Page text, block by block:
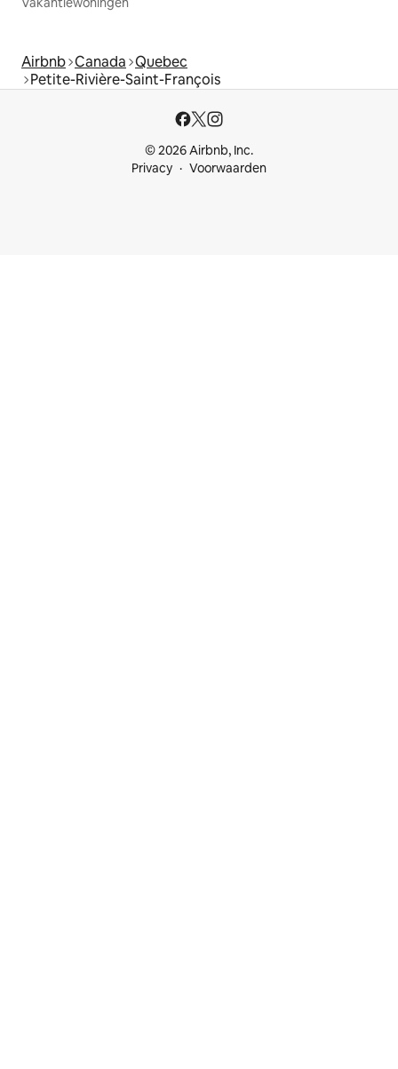
Airbnb Canada Quebec
Petite-Rivière-Saint-François
© 2026 Airbnb, Inc.
Privacy
Voorwaarden